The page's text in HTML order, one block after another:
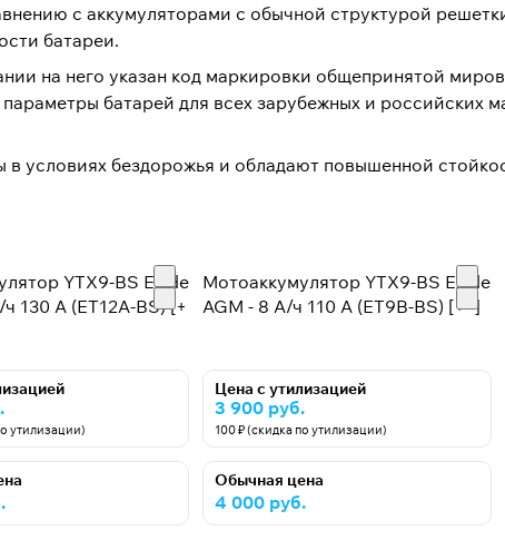
с аккумуляторами с обычной структурой
батареи.
на него указан код маркировки общепринятой
батарей для всех зарубежных и российских
условиях бездорожья и обладают повышенной
YTX9-BS Exide
130 А (ET12A-BS) [+
утилизации)
Мотоаккумулятор YTX9-BS Exide
AGM - 8 А/ч 110 А (ET9B-BS) [+ -]
Цена с утилизацией
3 900 руб.
100 ₽ (скидка по утилизации)
Обычная цена
4 000 руб.